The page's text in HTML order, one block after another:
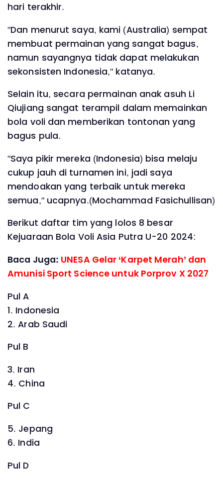
hari terakhir.
"Dan menurut saya, kami (Australia) sempat
membuat permainan yang sangat bagus,
namun sayangnya tidak dapat melakukan
sekonsisten Indonesia," katanya.
Selain itu, secara permainan anak asuh Li
Qiujiang sangat terampil dalam memainkan
bola voli dan memberikan tontonan yang
bagus pula.
"Saya pikir mereka (Indonesia) bisa melaju
cukup jauh di turnamen ini, jadi saya
mendoakan yang terbaik untuk mereka
semua," ucapnya.(Mochammad Fasichullisan)
Berikut daftar tim yang lolos 8 besar
Kejuaraan Bola Voli Asia Putra U-20 2024:
Baca Juga: UNESA Gelar ‘Karpet Merah’ dan
Amunisi Sport Science untuk Porprov X 2027
Pul A
1. Indonesia
2. Arab Saudi
Pul B
3. Iran
4. China
Pul C
5. Jepang
6. India
Pul D